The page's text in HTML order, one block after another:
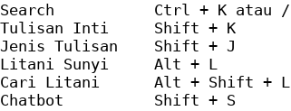
Search           Ctrl + K atau /
Tulisan Inti     Shift + K
Jenis Tulisan    Shift + J
Litani Sunyi     Alt + L
Cari Litani      Alt + Shift + L
Chatbot          Shift + S